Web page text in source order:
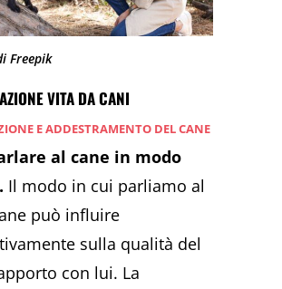
Freepik
VITA DA CANI
E ADDESTRAMENTO DEL CANE
al cane in modo
Il modo in cui parliamo al
può influire
sulla qualità del
con lui. La